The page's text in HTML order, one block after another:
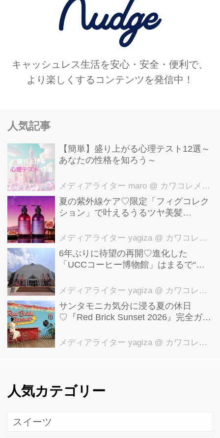
キャッシュレス生活を安心・安全・便利で、
より楽しくするコンテンツを発信中！
人気記事
【簡単】盛り上がる心理テスト12選～
あなたの性格を知ろう～
メディアライター maro @ カワコレメディア編集部
夏の紫外線ケア♡限定「フィグコレク
ション」で叶えるうるツヤ美髪
メディアライター yagiza @ カワコレメディア編集部
6年ぶりに待望の再開♡進化した
「UCCコーヒー博物館」はまるで“コ
貌を公開
メディアライター yagiza @ カワコレメディア編集部
サンタモニカ気分に浸る夏の休日
♡『Red Brick Sunset 2026』完全ガイ
メディアライター yagiza @ カワコレメディア編集部
人気カテゴリー
スイーツ